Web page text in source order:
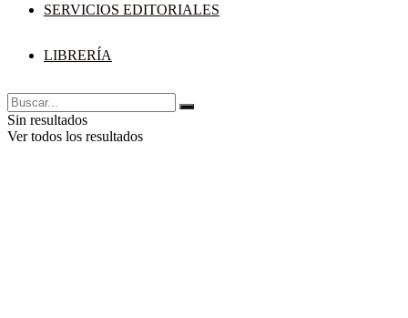
SERVICIOS EDITORIALES
LIBRERÍA
Sin resultados
Ver todos los resultados